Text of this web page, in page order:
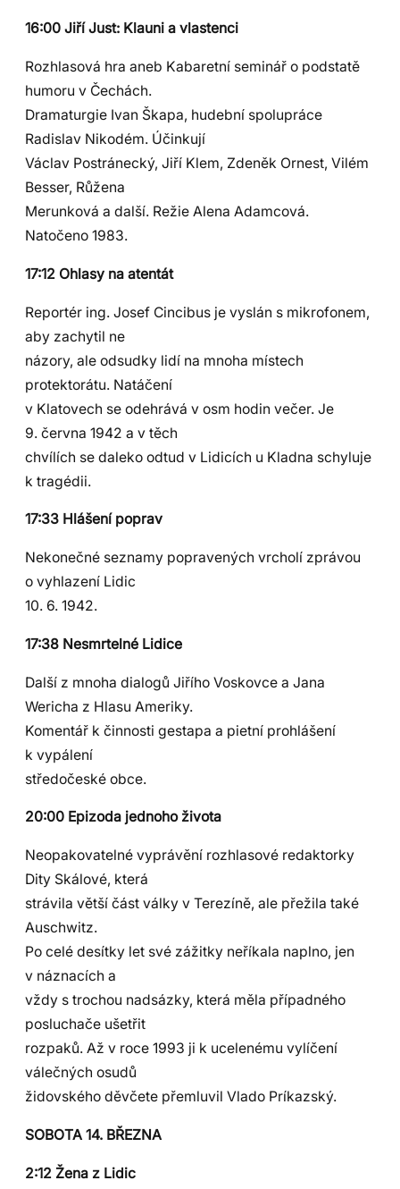
16:00 Jiří Just: Klauni a vlastenci
Rozhlasová hra aneb Kabaretní seminář o podstatě
humoru v Čechách.
Dramaturgie Ivan Škapa, hudební spolupráce
Radislav Nikodém. Účinkují
Václav Postránecký, Jiří Klem, Zdeněk Ornest, Vilém
Besser, Růžena
Merunková a další. Režie Alena Adamcová.
Natočeno 1983.
17:12 Ohlasy na atentát
Reportér ing. Josef Cincibus je vyslán s mikrofonem,
aby zachytil ne
názory, ale odsudky lidí na mnoha místech
protektorátu. Natáčení
v Klatovech se odehrává v osm hodin večer. Je
9. června 1942 a v těch
chvílích se daleko odtud v Lidicích u Kladna schyluje
k tragédii.
17:33 Hlášení poprav
Nekonečné seznamy popravených vrcholí zprávou
o vyhlazení Lidic
10. 6. 1942.
17:38 Nesmrtelné Lidice
Další z mnoha dialogů Jiřího Voskovce a Jana
Wericha z Hlasu Ameriky.
Komentář k činnosti gestapa a pietní prohlášení
k vypálení
středočeské obce.
20:00 Epizoda jednoho života
Neopakovatelné vyprávění rozhlasové redaktorky
Dity Skálové, která
strávila větší část války v Terezíně, ale přežila také
Auschwitz.
Po celé desítky let své zážitky neříkala naplno, jen
v náznacích a
vždy s trochou nadsázky, která měla případného
posluchače ušetřit
rozpaků. Až v roce 1993 ji k ucelenému vylíčení
válečných osudů
židovského děvčete přemluvil Vlado Príkazský.
SOBOTA 14. BŘEZNA
2:12 Žena z Lidic